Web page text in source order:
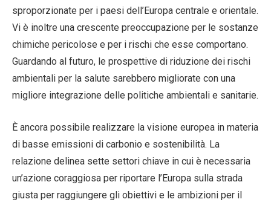
sproporzionate per i paesi dell’Europa centrale e orientale.
Vi è inoltre una crescente preoccupazione per le sostanze
chimiche pericolose e per i rischi che esse comportano.
Guardando al futuro, le prospettive di riduzione dei rischi
ambientali per la salute sarebbero migliorate con una
migliore integrazione delle politiche ambientali e sanitarie.
È ancora possibile realizzare la visione europea in materia
di basse emissioni di carbonio e sostenibilità. La
relazione delinea sette settori chiave in cui è necessaria
un’azione coraggiosa per riportare l’Europa sulla strada
giusta per raggiungere gli obiettivi e le ambizioni per il